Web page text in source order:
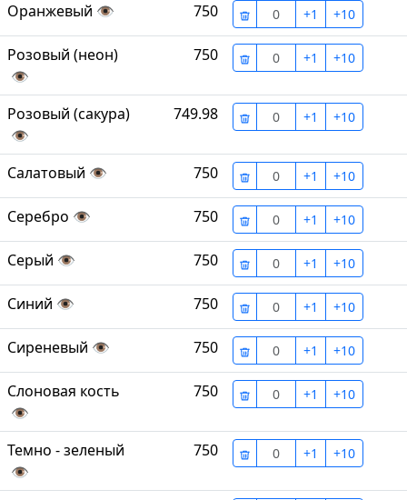
Оранжевый 👁 750 +1 +10
Розовый (неон)
👁
750 +1 +10
Розовый (сакура)
👁
749.98 +1 +10
Салатовый 👁 750 +1 +10
Серебро 👁 750 +1 +10
Серый 👁 750 +1 +10
Синий 👁 750 +1 +10
Сиреневый 👁 750 +1 +10
Слоновая кость
👁
750 +1 +10
Темно - зеленый
👁
750 +1 +10